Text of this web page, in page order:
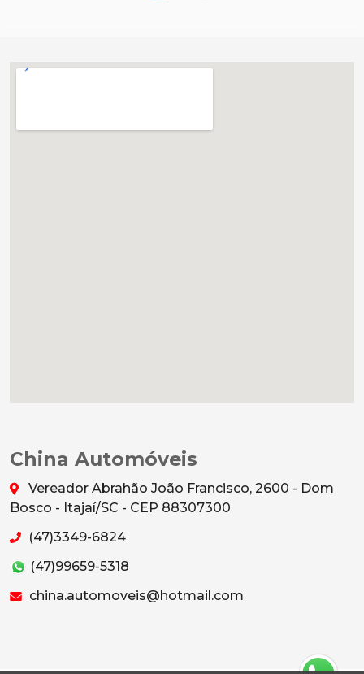
China Automóveis
Vereador Abrahão João Francisco, 2600 - Dom
Bosco - Itajaí/SC - CEP 88307300
(47)3349-6824
(47)99659-5318
china.automoveis@hotmail.com